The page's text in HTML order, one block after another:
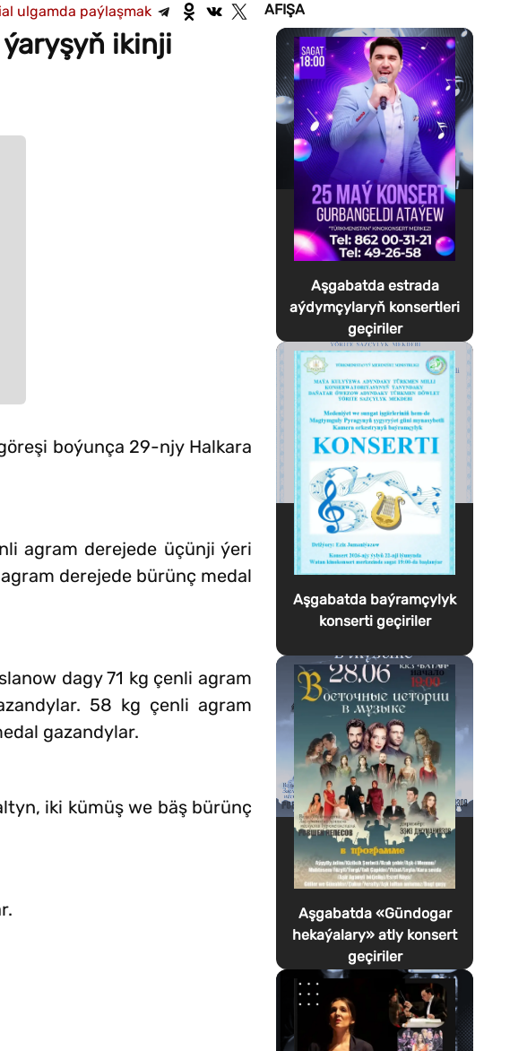
ulgamda paýlaşmak
ikinji
boýunça 29-njy Halkara
agram derejede üçünji ýeri
derejede bürünç medal
dagy 71 kg çenli agram
58 kg çenli agram
gazandylar.
iki kümüş we bäş bürünç
AFIŞA
Aşgabatda estrada
aýdymçylaryň konsertleri
geçiriler
Aşgabatda baýramçylyk
konserti geçiriler
Aşgabatda «Gündogar
hekaýalary» atly konsert
geçiriler